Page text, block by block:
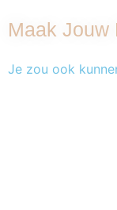
Maak Jouw
Je zou ook